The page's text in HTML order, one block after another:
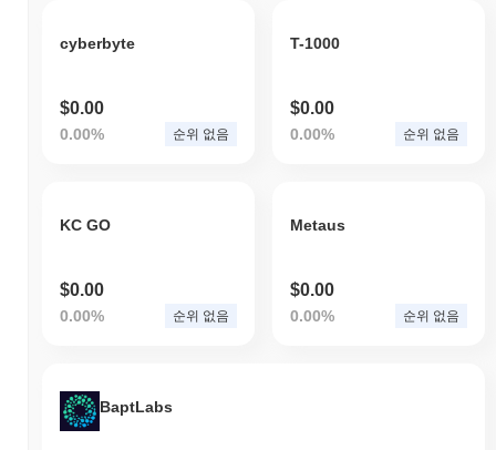
cyberbyte
$0.00
0.00% 순위 없음
T-1000
$0.00
0.00% 순위 없음
KC GO
$0.00
0.00% 순위 없음
Metaus
$0.00
0.00% 순위 없음
BaptLabs